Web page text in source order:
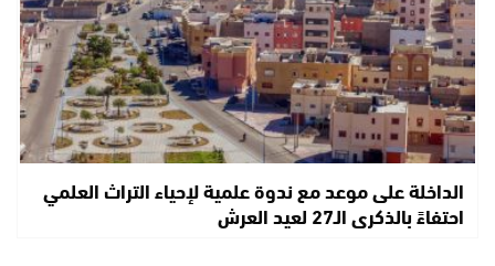
الداخلة على موعد مع ندوة علمية لإحياء التراث العلمي
احتفاءً بالذكرى الـ27 لعيد العرش